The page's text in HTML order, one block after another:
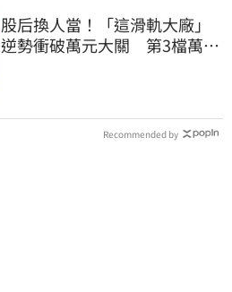
股后換人當！「這滑軌大廠」
逆勢衝破萬元大關 第3檔萬金
Recommended by